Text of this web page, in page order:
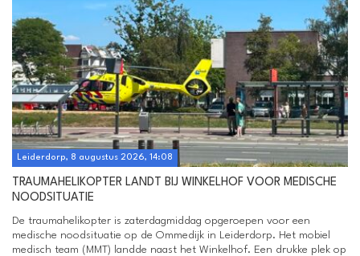
Leiderdorp, 8 augustus 2026, 14:08
TRAUMAHELIKOPTER LANDT BIJ WINKELHOF VOOR MEDISCHE
NOODSITUATIE
De traumahelikopter is zaterdagmiddag opgeroepen voor een
medische noodsituatie op de Ommedijk in Leiderdorp. Het mobiel
medisch team (MMT) landde naast het Winkelhof. Een drukke plek op